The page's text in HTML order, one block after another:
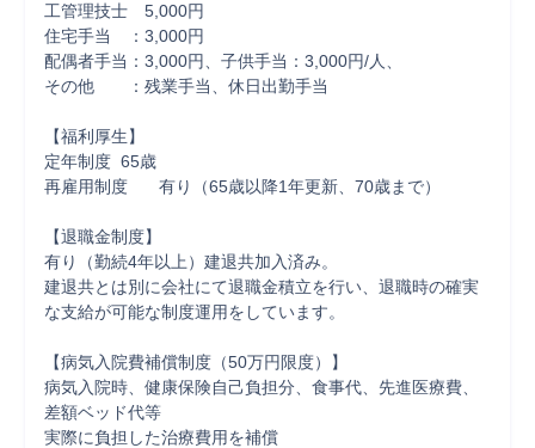
工管理技士　5,000円
住宅手当　：3,000円
配偶者手当：3,000円、子供手当：3,000円/人、
その他　　：残業手当、休日出勤手当
【福利厚生】
定年制度	65歳
再雇用制度	有り（65歳以降1年更新、70歳まで）
【退職金制度】
有り（勤続4年以上）建退共加入済み。
建退共とは別に会社にて退職金積立を行い、退職時の確実
な支給が可能な制度運用をしています。
【病気入院費補償制度（50万円限度）】
病気入院時、健康保険自己負担分、食事代、先進医療費、
差額ベッド代等
実際に負担した治療費用を補償